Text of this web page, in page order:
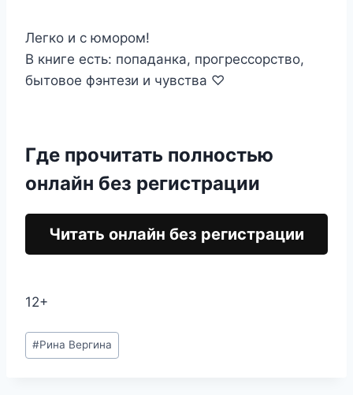
Легко и с юмором!
В книге есть: попаданка, прогрессорство,
бытовое фэнтези и чувства ♡
Где прочитать полностью
онлайн без регистрации
Читать онлайн без регистрации
12+
Метки
записи:
#Рина Вергина